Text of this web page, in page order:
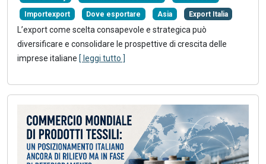
Importexport Dove esportare Asia Export Italia
L’export come scelta consapevole e strategica può
diversificare e consolidare le prospettive di crescita delle
imprese italiane [ leggi tutto ]